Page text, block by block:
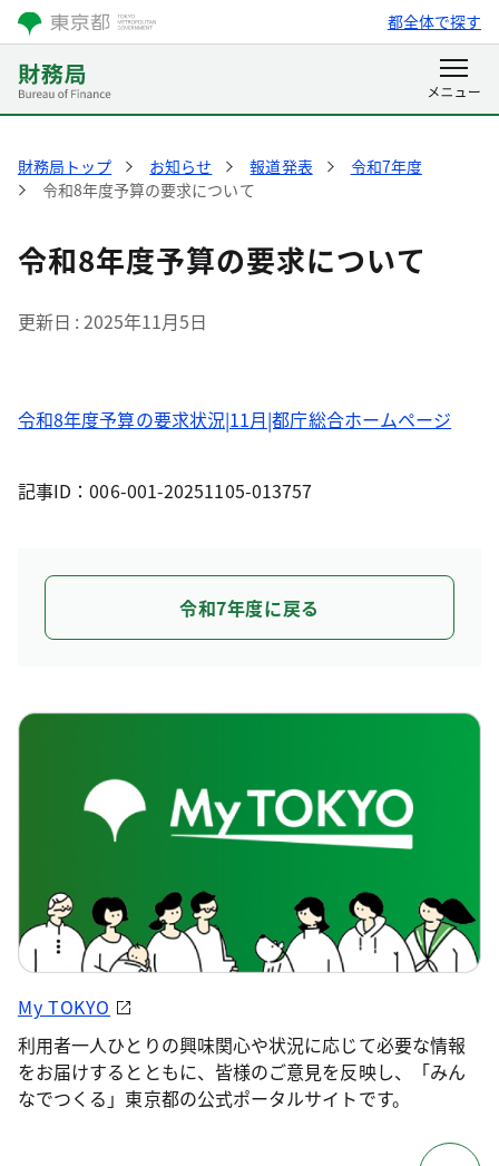
都全体で探す
財務局トップ お知らせ 報道発表
令和7年度
令和8年度予算の要求について
令和8年度予算の要求について
更新日 2025年11月5日
令和8年度予算の要求状況|11月|都庁総合ホームページ
記事ID：006-001-20251105-013757
令和7年度に戻る
My TOKYO
利用者一人ひとりの興味関心や状況に応じて必要な情報
をお届けするとともに、皆様のご意見を反映し、「みん
なでつくる」東京都の公式ポータルサイトです。